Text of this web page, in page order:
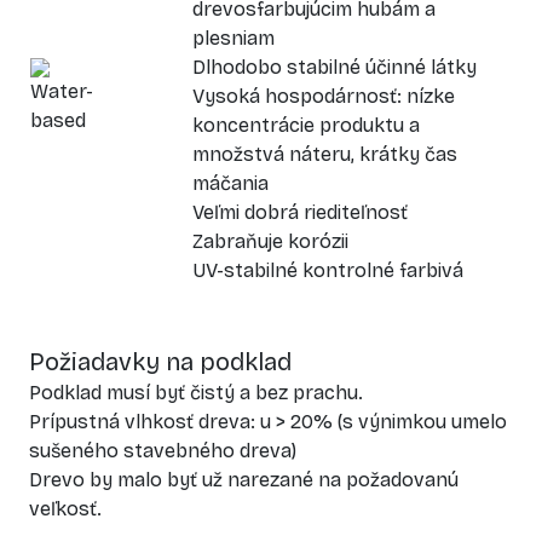
drevosfarbujúcim hubám a
plesniam
Dlhodobo stabilné účinné látky
Vysoká hospodárnosť: nízke
koncentrácie produktu a
množstvá náteru, krátky čas
máčania
Veľmi dobrá riediteľnosť
Zabraňuje korózii
UV-stabilné kontrolné farbivá
Požiadavky na podklad
Podklad musí byť čistý a bez prachu.
Prípustná vlhkosť dreva: u > 20% (s výnimkou umelo
sušeného stavebného dreva)
Drevo by malo byť už narezané na požadovanú
veľkosť.